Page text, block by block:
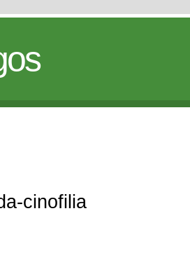
cinofilia